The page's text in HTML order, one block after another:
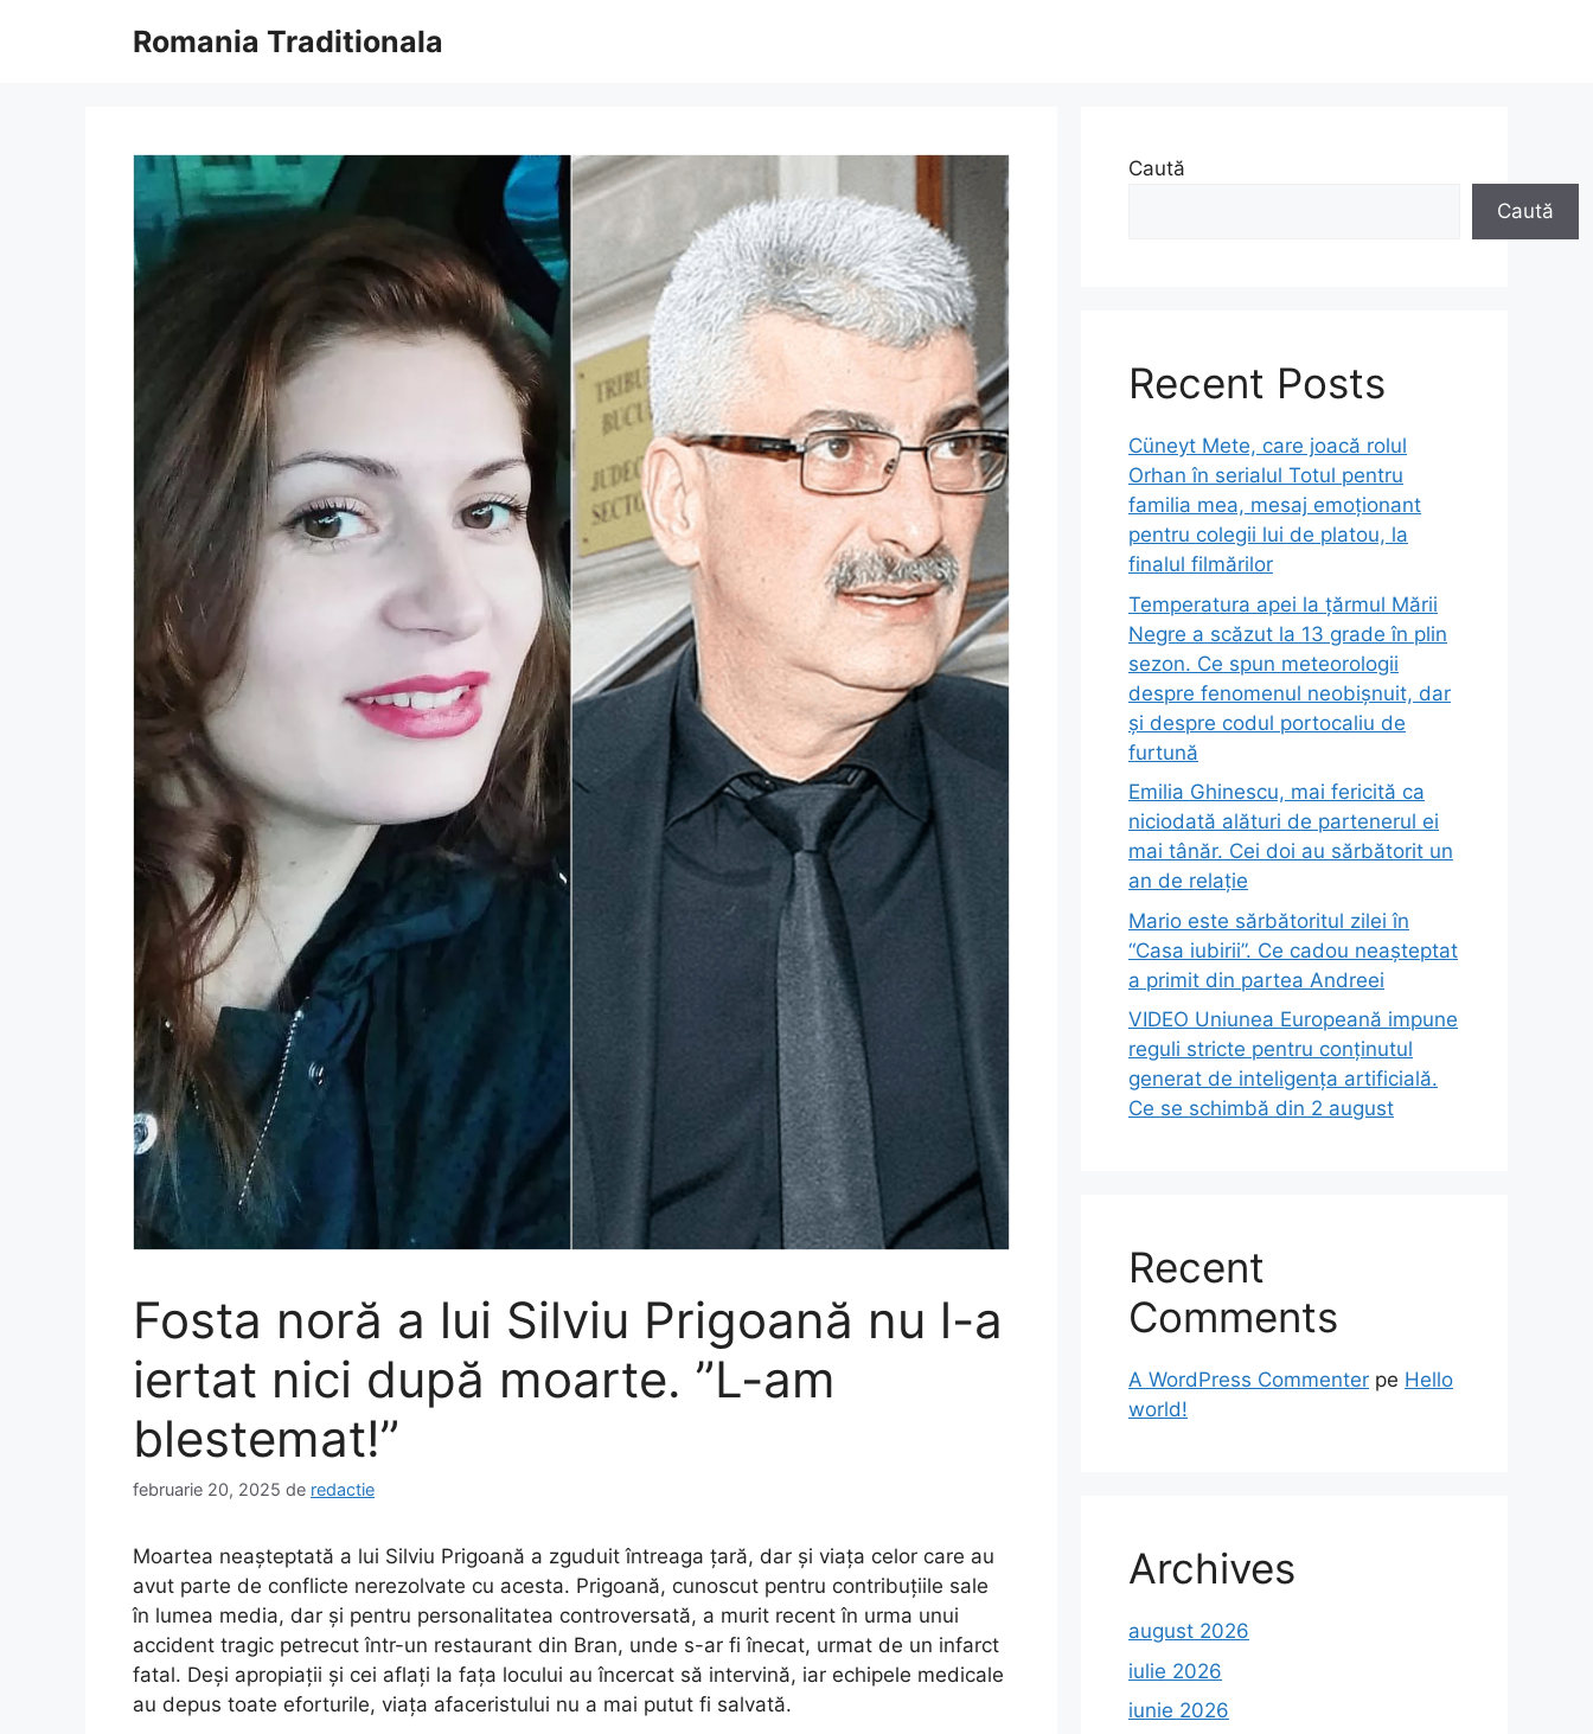
Romania Traditionala
Fosta noră a lui Silviu Prigoană nu l-a
iertat nici după moarte. ”L-am
blestemat!”
februarie 20, 2025 de redactie
Moartea neașteptată a lui Silviu Prigoană a zguduit întreaga țară, dar și viața celor care au
avut parte de conflicte nerezolvate cu acesta. Prigoană, cunoscut pentru contribuțiile sale
în lumea media, dar și pentru personalitatea controversată, a murit recent în urma unui
accident tragic petrecut într-un restaurant din Bran, unde s-ar fi înecat, urmat de un infarct
fatal. Deși apropiații și cei aflați la fața locului au încercat să intervină, iar echipele medicale
au depus toate eforturile, viața afaceristului nu a mai putut fi salvată.
Caută
Caută
Recent Posts
Cüneyt Mete, care joacă rolul
Orhan în serialul Totul pentru
familia mea, mesaj emoționant
pentru colegii lui de platou, la
finalul filmărilor
Temperatura apei la țărmul Mării
Negre a scăzut la 13 grade în plin
sezon. Ce spun meteorologii
despre fenomenul neobișnuit, dar
și despre codul portocaliu de
furtună
Emilia Ghinescu, mai fericită ca
niciodată alături de partenerul ei
mai tânăr. Cei doi au sărbătorit un
an de relație
Mario este sărbătoritul zilei în
“Casa iubirii”. Ce cadou neașteptat
a primit din partea Andreei
VIDEO Uniunea Europeană impune
reguli stricte pentru conținutul
generat de inteligența artificială.
Ce se schimbă din 2 august
Recent
Comments
A WordPress Commenter pe Hello
world!
Archives
august 2026
iulie 2026
iunie 2026